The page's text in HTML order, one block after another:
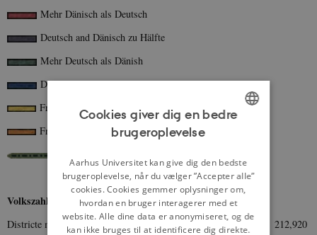
Mehr Dänisch als Deutsch
Deutsch and Dänisch zu Hälfte
Mehr Deutsch als Dänish
Deutsch
Frisisch
Frisisch und Deutsch
Volkszahl:
Districte mit Deutscher Kirchensprache 212,920
DANISH
Cookies giver dig en bedre
brugeroplevelse
Aarhus Universitet kan give dig den bedste
brugeroplevelse, når du vælger ”Accepter alle”
cookies. Cookies gemmer oplysninger om,
hvordan en bruger interagerer med et
website. Alle dine data er anonymiseret, og de
kan ikke bruges til at identificere dig direkte.